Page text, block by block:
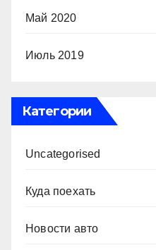
Май 2020
Июль 2019
Категории
Uncategorised
Куда поехать
Новости авто